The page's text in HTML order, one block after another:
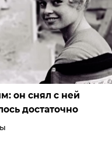
он снял с ней
достаточно